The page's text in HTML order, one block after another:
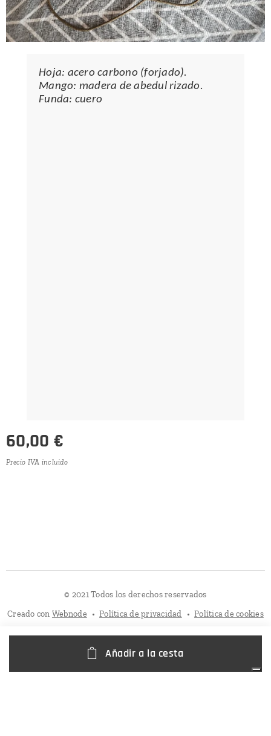
Hoja: acero carbono (forjado).
Mango: madera de abedul rizado.
Funda: cuero
60,00 €
Precio IVA incluido
Añadir a la cesta
© 2021 Todos los derechos reservados
Creado con Webnode Política de privacidad Política de cookies